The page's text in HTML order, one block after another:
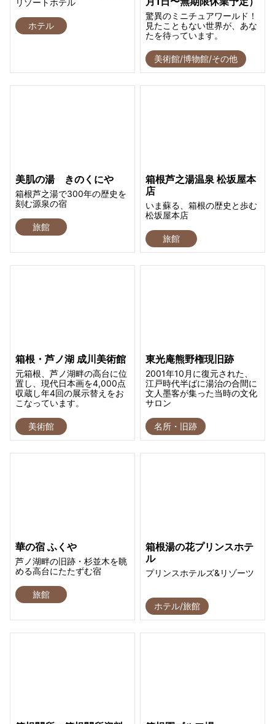
ホテル
驚異のミニチュアワールド！
見たこともない世界が、あな
たを待っています。
美術館/博物館/その他
美肌の湯 きのくにや
箱根芦之湯で300年の歴史を
刻む源泉の宿
旅館
箱根芦之湯温泉 松坂屋本
店
いま蘇る、箱根の歴史と歩む
松坂屋本店
旅館
箱根・芦ノ湖 成川美術館
元箱根、芦ノ湖畔の高台に位
置し、現代日本画を4,000点
収蔵し年4回の展示替えをお
こなっています。
美術館
東光庵熊野権現旧跡
2001年10月に復元された、
江戸時代半ばに湯治の合間に
文人墨客が集った当時の文化
サロン
名所・旧跡
華の宿 ふくや
芦ノ湖畔の旧跡・杉並木を眺
める高台にたたずむ宿
旅館
箱根湯の花プリンスホテ
ル
プリンスホテルズ&リゾーツ
ホテル/旅館